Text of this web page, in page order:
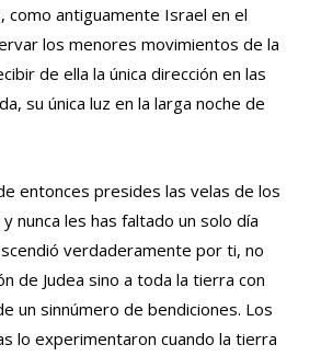
como antiguamente Israel en el
los menores movimientos de la
de ella la única dirección en las
su única luz en la larga noche de
entonces presides las velas de los
nunca les has faltado un solo día
verdaderamente por ti, no
de Judea sino a toda la tierra con
un sinnúmero de bendiciones. Los
lo experimentaron cuando la tierra